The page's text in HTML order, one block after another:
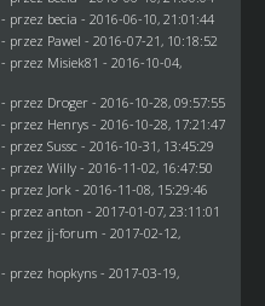
- przez becia - 2016-06-10, 21:01:44
- przez Pawel - 2016-07-21, 10:18:52
- przez Misiek81 - 2016-10-04,
- przez Droger- 2016-10-28, 09:57:55
- przez Henrys- 2016-10-28, 17:21:47
- przez Sussc- 2016-10-31, 13:45:29
- przez Willy- 2016-11-02, 16:47:50
- przez Jork- 2016-11-08, 15:29:46
- przez anton - 2017-01-07, 23:11:01
- przez jj-forum - 2017-02-12,
- przez hopkyns- 2017-03-19,